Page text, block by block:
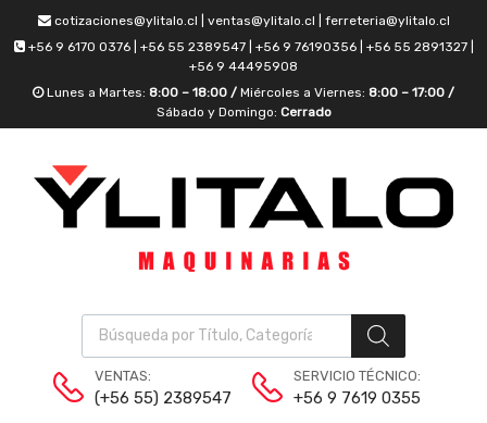
cotizaciones@ylitalo.cl | ventas@ylitalo.cl | ferreteria@ylitalo.cl
+56 9 6170 0376 | +56 55 2389547 | +56 9 76190356 | +56 55 2891327 |
+56 9 44495908
Lunes a Martes: 8:00 – 18:00 / Miércoles a Viernes: 8:00 – 17:00 /
Sábado y Domingo: Cerrado
VENTAS:
(+56 55) 2389547
SERVICIO TÉCNICO:
+56 9 7619 0355